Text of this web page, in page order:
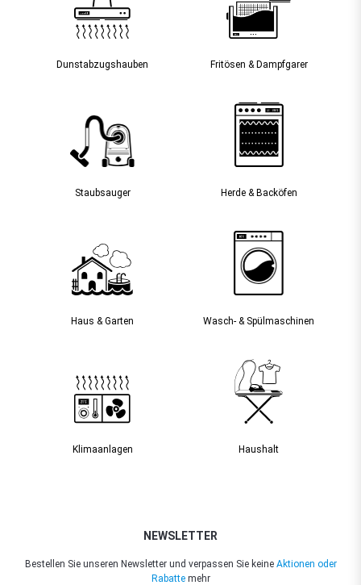
Dunst­abzugs­hauben Fritösen & Dampfgarer
Staubsauger­ Herde & Backöfen
Haus & Garten Wasch- & Spülmaschinen
Klimaanlagen Haushalt
NEWSLETTER
Bestellen Sie unseren Newsletter und verpassen Sie keine Aktionen oder
Rabattemehr